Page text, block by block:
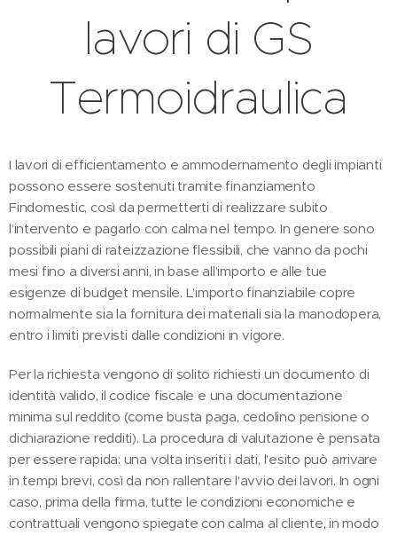
lavori di GS
Termoidraulica
I lavori di efficientamento e ammodernamento degli impianti
possono essere sostenuti tramite finanziamento
Findomestic, così da permetterti di realizzare subito
l’intervento e pagarlo con calma nel tempo. In genere sono
possibili piani di rateizzazione flessibili, che vanno da pochi
mesi fino a diversi anni, in base all’importo e alle tue
esigenze di budget mensile. L’importo finanziabile copre
normalmente sia la fornitura dei materiali sia la manodopera,
entro i limiti previsti dalle condizioni in vigore.
Per la richiesta vengono di solito richiesti un documento di
identità valido, il codice fiscale e una documentazione
minima sul reddito (come busta paga, cedolino pensione o
dichiarazione redditi). La procedura di valutazione è pensata
per essere rapida: una volta inseriti i dati, l’esito può arrivare
in tempi brevi, così da non rallentare l’avvio dei lavori. In ogni
caso, prima della firma, tutte le condizioni economiche e
contrattuali vengono spiegate con calma al cliente, in modo